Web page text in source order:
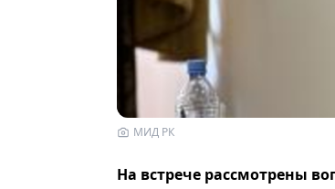
МИД РК
На встрече рассмотрены